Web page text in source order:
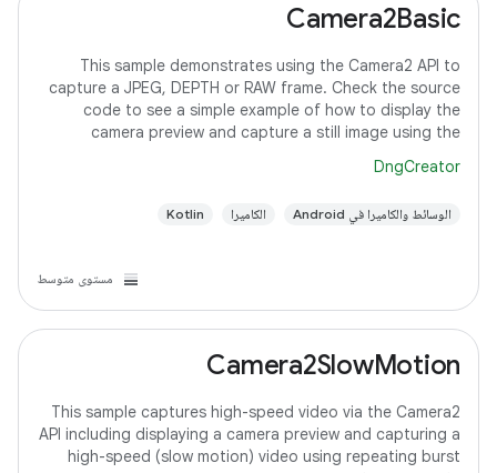
Camera2Basic
This sample demonstrates using the Camera2 API to
capture a JPEG, DEPTH or RAW frame. Check the source
code to see a simple example of how to display the
camera preview and capture a still image using the
DngCreator
الوسائط والكاميرا في Android الكاميرا Kotlin
مستوى متوسط
Camera2SlowMotion
This sample captures high-speed video via the Camera2
API including displaying a camera preview and capturing a
high-speed (slow motion) video using repeating burst